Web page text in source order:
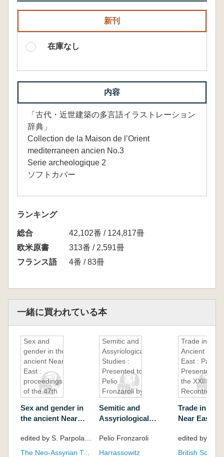
新刊
在庫なし
内容
「古代・近世建築の多言語イラストレーション
辞典」
Collection de la Maison de l’Orient
mediterraneen ancien No.3
Serie archeologique 2
ソフトカバー
ランキング
総合
42,102番 / 124,817冊
欧米原書
313番 / 2,591冊
フランス語
4番 / 83冊
一緒に買われている本
Sex and
gender in the
ancient Near
East :
proceedings
of the 47th
Assyriologique
Internationale,
2-6, 2001:
set,pt. 1,pt. 2
Sex and gender in
the ancient Near
of the 47th Recontre
Assyriologique
The Neo-Assyrian Text Corpus Project
Semitic and
Assyriological
Studies :
Presented to
Pelio
Fronzaroli by
Colleagues
Semitic and
Assyriological
to Pelio Fronzaroli
by Pupils and
Pelio Fronzaroli
Harrassowitz
Trade in the
Ancient Near
East : Papers
Presented to
the XXIII
Recontre
University of
5-9 July,
Trade in the
Near East :
XXIII